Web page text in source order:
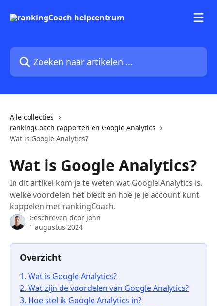
Zoeken naar artikelen ...
Alle collecties
rankingCoach rapporten en Google Analytics
Wat is Google Analytics?
Wat is Google Analytics?
In dit artikel kom je te weten wat Google Analytics is,
welke voordelen het biedt en hoe je je account kunt
koppelen met rankingCoach.
Geschreven door John
1 augustus 2024
Overzicht
1. Wat is Google Analytics?
2. Wat zijn de voordelen van Google Analytics?
3. Hoe stel ik Google Analytics in?